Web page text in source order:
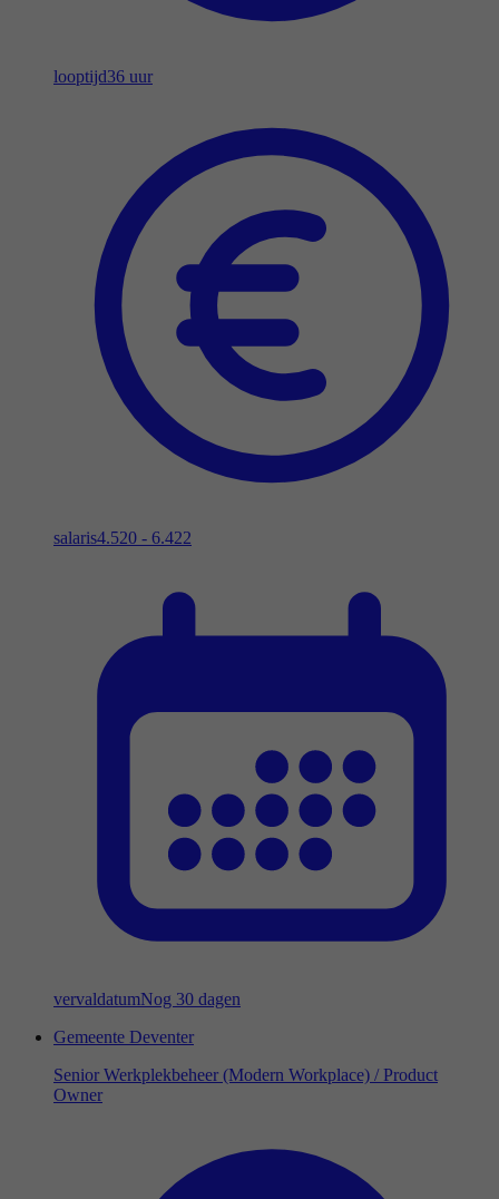
looptijd36 uur
salaris4.520 - 6.422
vervaldatumNog 30 dagen
Gemeente Deventer
Senior Werkplekbeheer (Modern Workplace) / Product
Owner